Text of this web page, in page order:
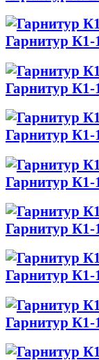
Гарнитур К1-
Гарнитур К1-
Гарнитур К1-
Гарнитур К1-
Гарнитур К1-
Гарнитур К1-
Гарнитур К1-